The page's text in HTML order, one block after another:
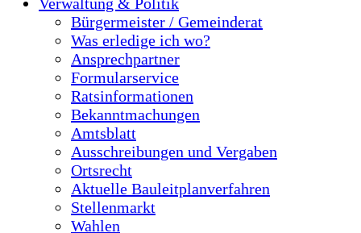
Bürgermeister / Gemeinderat
Was erledige ich wo?
Ansprechpartner
Formularservice
Ratsinformationen
Bekanntmachungen
Amtsblatt
Ausschreibungen und Vergaben
Ortsrecht
Aktuelle Bauleitplanverfahren
Stellenmarkt
Wahlen